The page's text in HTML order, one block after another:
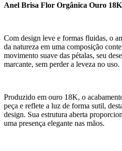
Anel Brisa Flor Orgânica Ouro 18K
Com design leve e formas fluidas, o
da natureza em uma composição
movimento suave das pétalas, seu
marcante, sem perder a leveza no uso.
Produzido em ouro 18K, o
peça e reflete a luz de forma sutil,
design. Sua estrutura aberta
uma presença elegante nas mãos.